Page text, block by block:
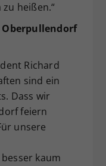
heißen.“
Oberpullendorf
Richard
sind ein
Dass wir
feiern
unsere
kaum